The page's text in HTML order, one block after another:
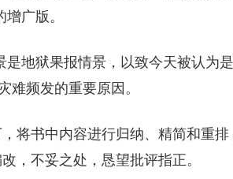
广版。
地狱果报情景，以致今天被认为是
难频发的重要原因。
将书中内容进行归纳、精简和重排
，不妥之处，恳望批评指正。